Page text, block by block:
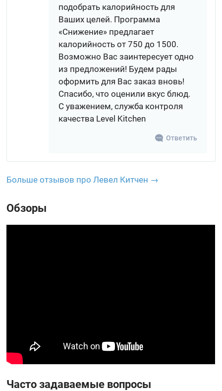
подобрать калорийность для
Ваших целей. Программа
«Снижение» предлагает
калорийность от 750 до 1500.
Возможно Вас заинтересует одно
из предложений! Будем рады
оформить для Вас заказ вновь!
Спасибо, что оценили вкус блюд.
С уважением, служба контроля
качества Level Kitchen
Ответить
Больше отзывов про Левел Китчен →
Обзоры
Часто задаваемые вопросы